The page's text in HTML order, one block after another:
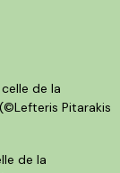
de la